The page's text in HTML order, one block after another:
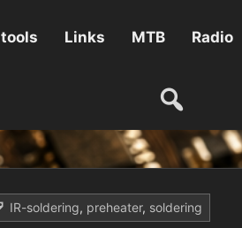
Links MTB Radio
IR-soldering, preheater, soldering